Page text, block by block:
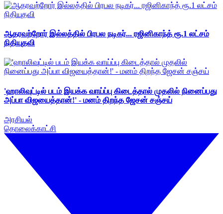
ஆதரவற்றோர் இல்லத்தில் பிரபல நடிகர்... ரஜினிகாந்த் ரூ.1 லட்சம்
நிதியுதவி
'ஹாலிவுட்டில் படம் இயக்க வாய்ப்பு கிடைத்தால் முதலில் நினைப்பது
அப்பா விஜயைத்தான்!' - மனம் திறந்த ஜேசன் சஞ்சய்
அரசியல்
தொலைக்காட்சி